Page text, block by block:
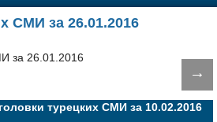
СМИ за 26.01.2016
→